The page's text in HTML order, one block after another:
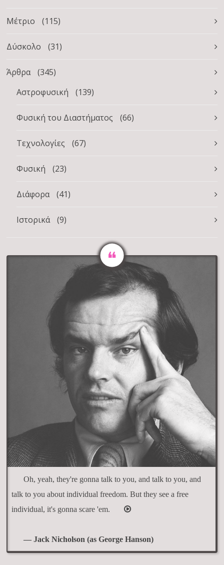
Μέτριο (115)
Δύσκολο (31)
Άρθρα
(345)
Αστροφυσική
(139)
Φυσική του Διαστήματος (66)
Τεχνολογίες (67)
Φυσική (23)
Διάφορα (41)
Ιστορικά (9)
Oh, yeah, they're gonna talk to you, and talk to you, and
talk to you about individual freedom. But they see a free
individual, it's gonna scare 'em.
— Jack Nicholson (as George Hanson)